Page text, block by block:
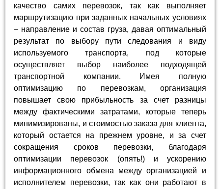
качество самих перевозок, так как выполняет
маршрутизацию при заданных начальных условиях
– направление и состав груза, давая оптимальный
результат по выбору пути следования и виду
используемого транспорта, под которые
осуществляет выбор наиболее подходящей
транспортной компании. Имея полную
оптимизацию по перевозкам, организация
повышает свою прибыльность за счет разницы
между фактическими затратами, которые теперь
минимизированы, и стоимостью заказа для клиента,
который остается на прежнем уровне, и за счет
сокращения сроков перевозки, благодаря
оптимизации перевозок (опять!) и ускорению
информационного обмена между организацией и
исполнителем перевозки, так как они работают в